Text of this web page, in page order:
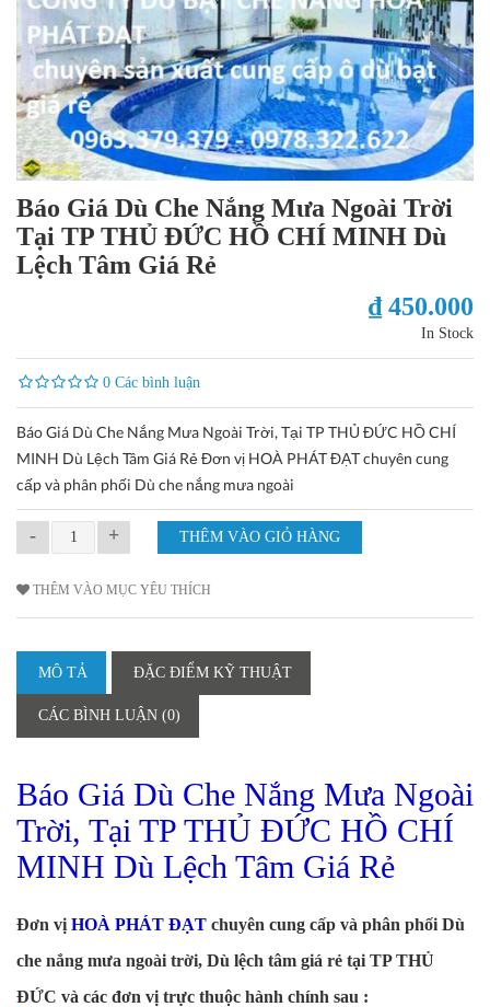
Báo Giá Dù Che Nắng Mưa Ngoài Trời
Tại TP THỦ ĐỨC HỒ CHÍ MINH Dù
Lệch Tâm Giá Rẻ
₫ 450.000
In Stock
0 Các bình luận
Báo Giá Dù Che Nắng Mưa Ngoài Trời, Tại TP THỦ ĐỨC HỒ CHÍ
MINH Dù Lệch Tâm Giá Rẻ Đơn vị HOÀ PHÁT ĐẠT chuyên cung
cấp và phân phối Dù che nắng mưa ngoài
- +
THÊM VÀO MỤC YÊU THÍCH
MÔ TẢ ĐẶC ĐIỂM KỸ THUẬT
CÁC BÌNH LUẬN (0)
Báo Giá Dù Che Nắng Mưa Ngoài
Trời, Tại TP THỦ ĐỨC HỒ CHÍ
MINH Dù Lệch Tâm Giá Rẻ
Đơn vị HOÀ PHÁT ĐẠT chuyên cung cấp và phân phối Dù
che nắng mưa ngoài trời, Dù lệch tâm giá rẻ tại TP THỦ
ĐỨC và các đơn vị trực thuộc hành chính sau :